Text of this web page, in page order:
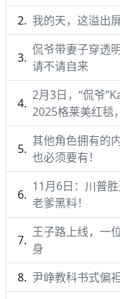
我的天，这溢出
侃爷带妻子穿透
请不请自来
2月3日，“侃爷
2025格莱美红毯
其他角色拥有的
也必须要有！
11月6日：川普
老爹黑料！
王子路上线，一
身
尹峥教科书式偏